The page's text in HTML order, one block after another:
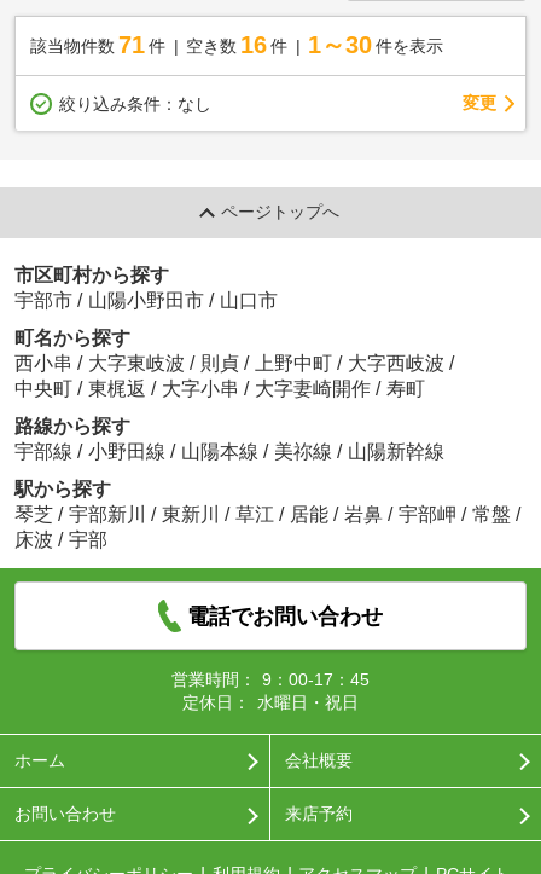
該当物件数 71件 空き数 16 件 1～30 件を表示
絞り込み条件： なし 変更
ページトップへ
市区町村から探す
宇部市 / 山陽小野田市 / 山口市
町名から探す
西小串 / 大字東岐波 / 則貞 / 上野中町 / 大字西岐波 /
中央町 / 東梶返 / 大字小串 / 大字妻崎開作 / 寿町
路線から探す
宇部線 / 小野田線 / 山陽本線 / 美祢線 / 山陽新幹線
駅から探す
琴芝 / 宇部新川 / 東新川 / 草江 / 居能 / 岩鼻 / 宇部岬 / 常盤 /
床波 / 宇部
電話でお問い合わせ
営業時間：
9：00-17：45
定休日：
水曜日・祝日
ホーム 会社概要
お問い合わせ 来店予約